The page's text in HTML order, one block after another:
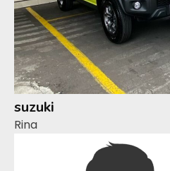
suzuki
Rina